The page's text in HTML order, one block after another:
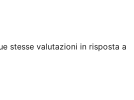
stesse valutazioni in risposta a